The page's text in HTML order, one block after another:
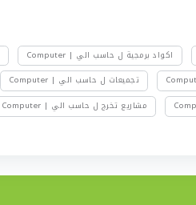
اكواد برمجية ل حاسب الي | Computer
تجميعات ل حاسب الي | Computer
مشاريع تخرج ل حاسب الي | Computer